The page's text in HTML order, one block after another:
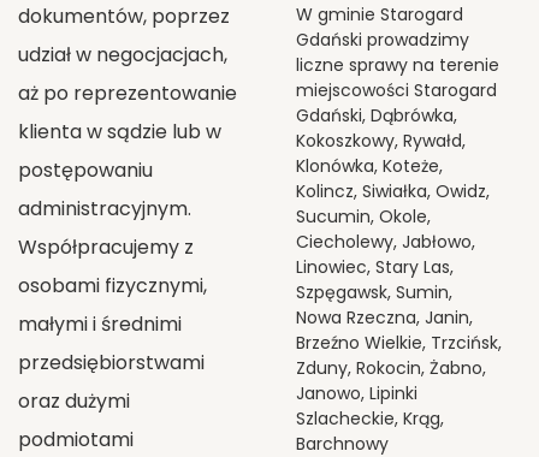
dokumentów, poprzez
udział w negocjacjach,
aż po reprezentowanie
klienta w sądzie lub w
postępowaniu
administracyjnym.
Współpracujemy z
osobami fizycznymi,
małymi i średnimi
przedsiębiorstwami
oraz dużymi
podmiotami
W gminie Starogard
Gdański prowadzimy
liczne sprawy na terenie
miejscowości Starogard
Gdański, Dąbrówka,
Kokoszkowy, Rywałd,
Klonówka, Koteże,
Kolincz, Siwiałka, Owidz,
Sucumin, Okole,
Ciecholewy, Jabłowo,
Linowiec, Stary Las,
Szpęgawsk, Sumin,
Nowa Rzeczna, Janin,
Brzeźno Wielkie, Trzcińsk,
Zduny, Rokocin, Żabno,
Janowo, Lipinki
Szlacheckie, Krąg,
Barchnowy